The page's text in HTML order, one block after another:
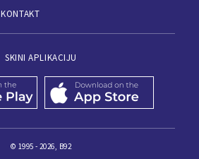
KONTAKT
SKINI APLIKACIJU
© 1995 - 2026, B92